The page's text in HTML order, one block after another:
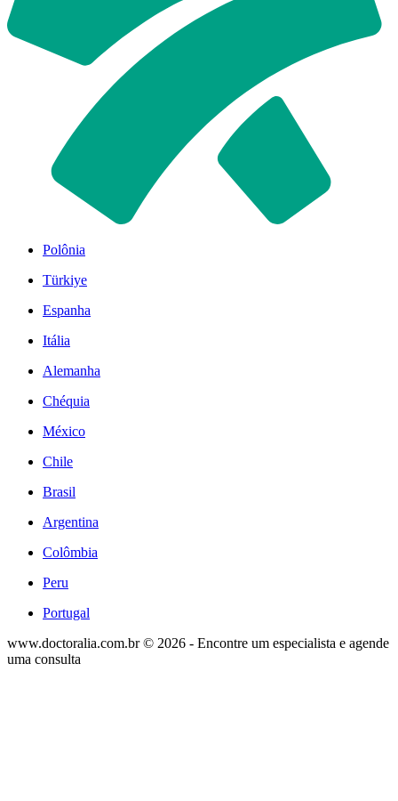
Polônia
Türkiye
Espanha
Itália
Alemanha
Chéquia
México
Chile
Brasil
Argentina
Colômbia
Peru
Portugal
www.doctoralia.com.br © 2026 - Encontre um especialista e agende
uma consulta